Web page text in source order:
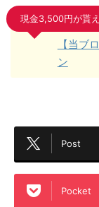
現金3,500円が貰
【当ブ
ン
Post
Pocket